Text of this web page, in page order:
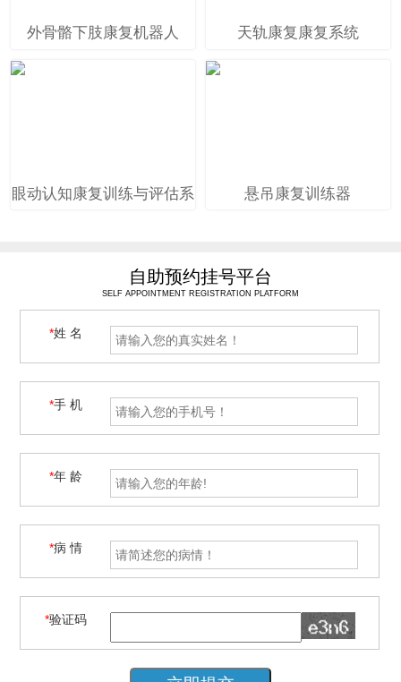
外骨骼下肢康复机器人 天轨康复康复系统
眼动认知康复训练与评估系
悬吊康复训练器
自助预约挂号平台
SELF APPOINTMENT REGISTRATION PLATFORM
*姓 名
*手 机
*年 龄
*病 情
*验证码